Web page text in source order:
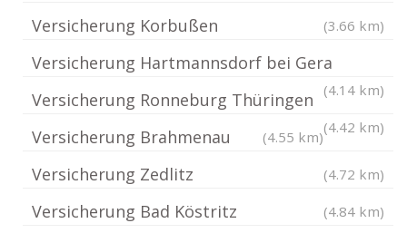
Versicherung Korbußen (3.66 km)
Versicherung Hartmannsdorf bei Gera
(4.14 km)
Versicherung Ronneburg Thüringen
(4.42 km)
Versicherung Brahmenau (4.55 km)
Versicherung Zedlitz (4.72 km)
Versicherung Bad Köstritz (4.84 km)